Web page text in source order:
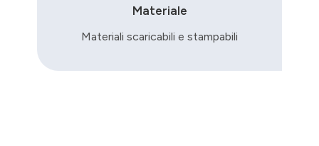
Materiale
Materiali scaricabili e stampabili